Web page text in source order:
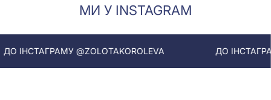
МИ У INSTAGRAM
ІНСТАГРАМУ @ZOLOTAKOROLEVA ДО